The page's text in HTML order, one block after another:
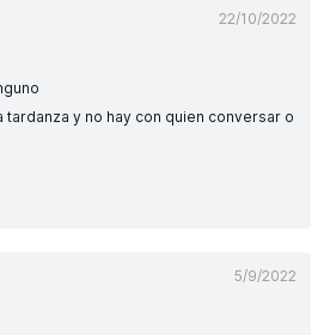
22/10/2022
tardanza y no hay con quien conversar o
5/9/2022